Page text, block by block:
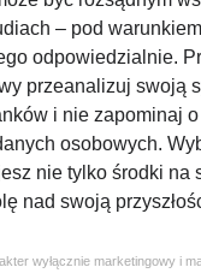
– pod
odpowiedzialnie.
przeanalizuj swoją
i nie zapominaj o
osobowych.
nie tylko środki na
nad swoją
wyłącznie marketingowy i